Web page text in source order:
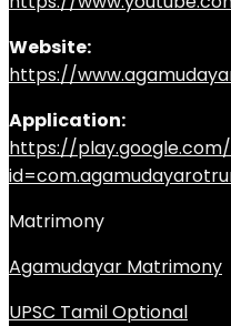
Website:
https://
Application:
https://
Matrimony
Agamudayar Matrimony
UPSC Tamil Optional